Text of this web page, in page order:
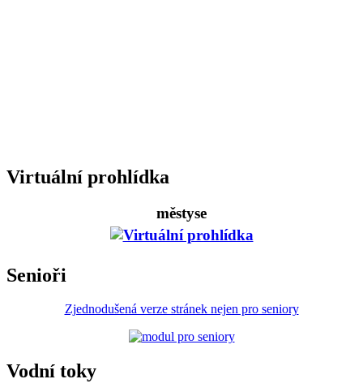
Virtuální prohlídka
městyse
Senioři
Zjednodušená verze stránek nejen pro seniory
Vodní toky